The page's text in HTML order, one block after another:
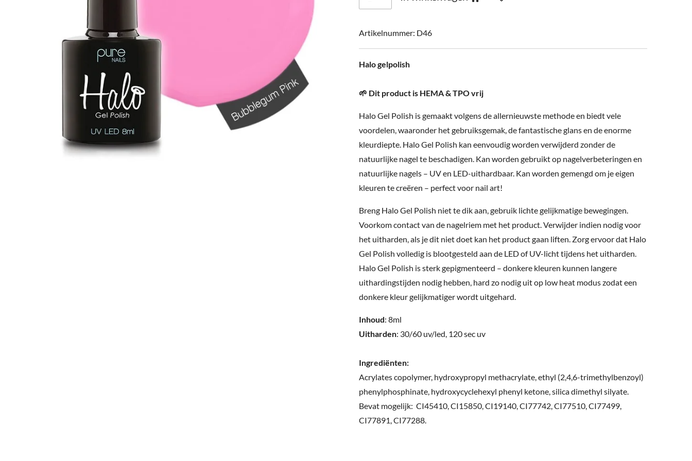
Artikelnummer: D46
Halo gelpolish
🌱 Dit product is HEMA & TPO vrij
Halo Gel Polish is gemaakt volgens de allernieuwste methode en biedt vele
voordelen, waaronder het gebruiksgemak, de fantastische glans en de enorme
kleurdiepte. Halo Gel Polish kan eenvoudig worden verwijderd zonder de
natuurlijke nagel te beschadigen. Kan worden gebruikt op nagelverbeteringen en
natuurlijke nagels – UV en LED-uithardbaar. Kan worden gemengd om je eigen
kleuren te creëren – perfect voor nail art!
Breng Halo Gel Polish niet te dik aan, gebruik lichte gelijkmatige bewegingen.
Voorkom contact van de nagelriem met het product. Verwijder indien nodig voor
het uitharden, als je dit niet doet kan het product gaan liften. Zorg ervoor dat Halo
Gel Polish volledig is blootgesteld aan de LED of UV-licht tijdens het uitharden.
Halo Gel Polish is sterk gepigmenteerd – donkere kleuren kunnen langere
uithardingstijden nodig hebben, hard zo nodig uit op low heat modus zodat een
donkere kleur gelijkmatiger wordt uitgehard.
Inhoud: 8ml
Uitharden: 30/60 uv/led, 120 sec uv
Ingrediënten:
Acrylates copolymer, hydroxypropyl methacrylate, ethyl (2,4,6-trimethylbenzoyl)
phenylphosphinate, hydroxycyclehexyl phenyl ketone, silica dimethyl silyate.
Bevat mogelijk: CI45410, CI15850, CI19140, CI77742, CI77510, CI77499,
CI77891, CI77288.